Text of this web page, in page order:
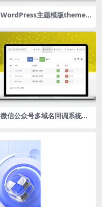
WordPress主题模版themeb
专注于网址导航站
微信公众号多域名回调系统PH